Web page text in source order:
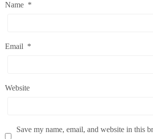
Name *
Email *
Website
Save my name, email, and website in this